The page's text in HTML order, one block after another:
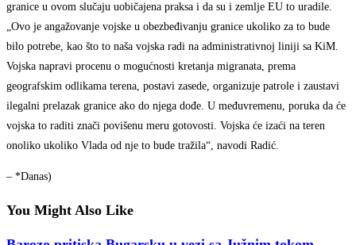
granice u ovom slučaju uobičajena praksa i da su i zemlje EU to uradile.
„Ovo je angažovanje vojske u obezbeđivanju granice ukoliko za to bude
bilo potrebe, kao što to naša vojska radi na administrativnoj liniji sa KiM.
Vojska napravi procenu o mogućnosti kretanja migranata, prema
geografskim odlikama terena, postavi zasede, organizuje patrole i zaustavi
ilegalni prelazak granice ako do njega dođe. U međuvremenu, poruka da će
vojska to raditi znači povišenu meru gotovosti. Vojska će izaći na teren
onoliko ukoliko Vlada od nje to bude tražila“, navodi Radić.
– *Danas)
You Might Also Like